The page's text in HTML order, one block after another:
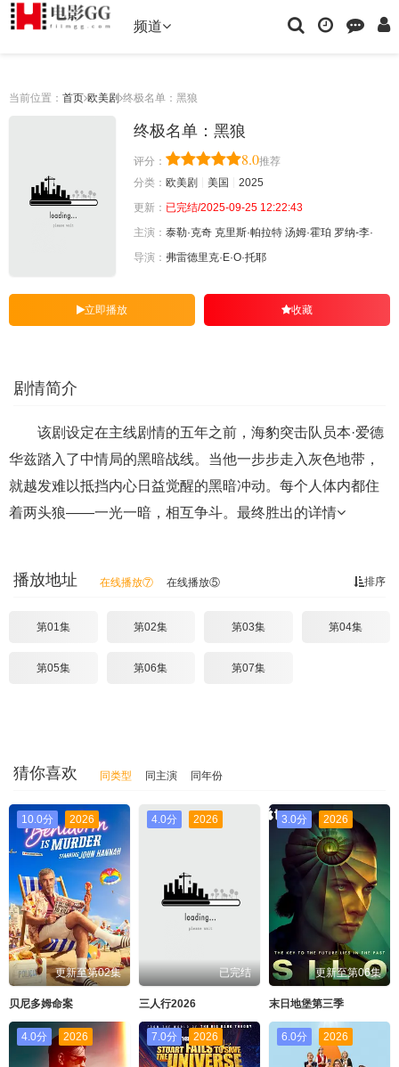
频道
当前位置： 首页 欧美剧 终极名单：黑狼
终极名单：黑狼
评分： 8.0推荐
分类： 欧美剧 美国
2025
更新： 已完结/2025-09-25 12:22:43
主演： 泰勒·克奇 克里斯·帕拉特 汤姆·霍珀 罗纳-李·
导演： 弗雷德里克·E·O·托耶
立即播放 收藏
剧情简介
该剧设定在主线剧情的五年之前，海豹突击队员本·爱德
华兹踏入了中情局的黑暗战线。当他一步步走入灰色地带，
就越发难以抵挡内心日益觉醒的黑暗冲动。每个人体内都住
着两头狼——一光一暗，相互争斗。最终胜出的详情
排序
播放地址 在线播放⑦ 在线播放⑤
第01集 第02集 第03集 第04集
第05集 第06集 第07集
猜你喜欢 同类型 同主演 同年份
10.0分 2026
更新至第02集
贝尼多姆命案
4.0分 2026
已完结
三人行2026
3.0分 2026
更新至第06集
末日地堡第三季
4.0分 2026 7.0分 2026 6.0分 2026